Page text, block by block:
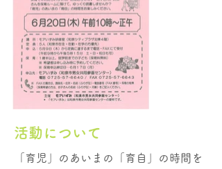
活動について
「育児」のあいまの「育自」の時間を